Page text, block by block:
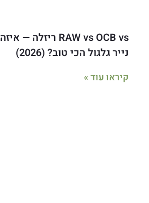
RAW vs OCB vs ריזלה — איזה
נייר גלגול הכי טוב? (2026)
קיראו עוד »